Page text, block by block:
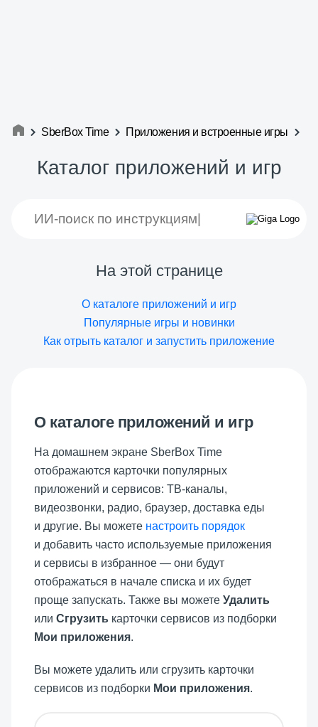
SberBox Time Приложения и встроенные игры
Каталог приложений и игр
На этой странице
О каталоге приложений и игр
Популярные игры и новинки
Как отрыть каталог и запустить приложение
О каталоге приложений и игр
На домашнем экране SberBox Time
отображаются карточки популярных
приложений и сервисов: ТВ-каналы,
видеозвонки, радио, браузер, доставка еды
и другие. Вы можете настроить порядок
и добавить часто используемые приложения
и сервисы в избранное — они будут
отображаться в начале списка и их будет
проще запускать. Также вы можете Удалить
или Сгрузить карточки сервисов из подборки
Мои приложения.
Вы можете удалить или сгрузить карточки
сервисов из подборки Мои приложения.